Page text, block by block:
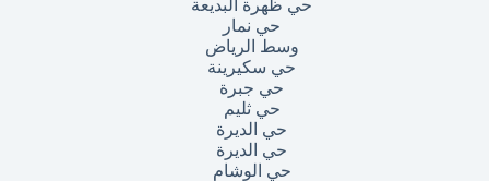
حي ظهرة البديعة
حي نمار
وسط الرياض
حي سكيرينة
حي جبرة
حي ثليم
حي الديرة
حي الديرة
حي الوشام